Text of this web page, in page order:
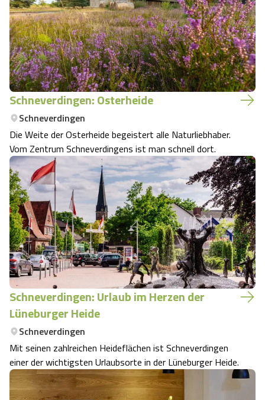
Schneverdingen: Osterheide
Schneverdingen
Die Weite der Osterheide begeistert alle Naturliebhaber.
Vom Zentrum Schneverdingens ist man schnell dort.
Schneverdingen: Urlaub im Herzen der
Lüneburger Heide
Schneverdingen
Mit seinen zahlreichen Heideflächen ist Schneverdingen
einer der wichtigsten Urlaubsorte in der Lüneburger Heide.